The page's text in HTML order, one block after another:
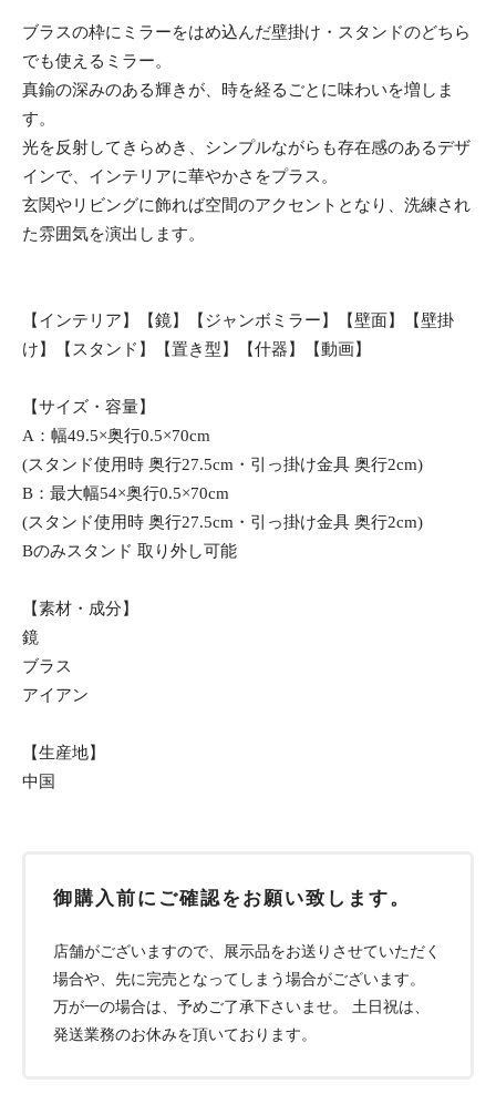
ブラスの枠にミラーをはめ込んだ壁掛け・スタンドのどちら
でも使えるミラー。
真鍮の深みのある輝きが、時を経るごとに味わいを増しま
す。
光を反射してきらめき、シンプルながらも存在感のあるデザ
インで、インテリアに華やかさをプラス。
玄関やリビングに飾れば空間のアクセントとなり、洗練され
た雰囲気を演出します。
【インテリア】【鏡】【ジャンボミラー】【壁面】【壁掛
け】【スタンド】【置き型】【什器】【動画】
【サイズ・容量】
A：幅49.5×奥行0.5×70cm
(スタンド使用時 奥行27.5cm・引っ掛け金具 奥行2cm)
B：最大幅54×奥行0.5×70cm
(スタンド使用時 奥行27.5cm・引っ掛け金具 奥行2cm)
Bのみスタンド 取り外し可能
【素材・成分】
鏡
ブラス
アイアン
【生産地】
中国
御購入前にご確認をお願い致します。
店舗がございますので、展示品をお送りさせていただく
場合や、先に完売となってしまう場合がございます。
万が一の場合は、予めご了承下さいませ。 土日祝は、
発送業務のお休みを頂いております。